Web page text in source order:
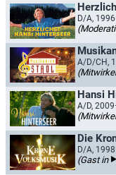
D/A,
A/D/CH,
Hansi
A/D,
Die
D/A,
(Gast in